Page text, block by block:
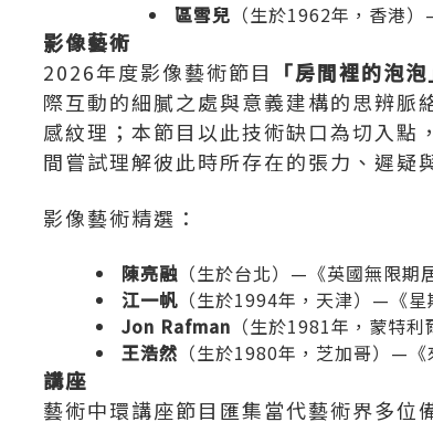
區雪兒 （生於1962年，香港
影像藝術
2026年度影像藝術節目
「房間裡的泡泡
際互動的細膩之處與意義建構的思辨脈
感紋理；本節目以此技術缺口為切入點
間嘗試理解彼此時所存在的張力、遲疑
影像藝術精選：
陳亮融 （生於台北）—《英國無限期
江一帆 （生於1994年，天津）—《
Jon Rafman （生於1981年，蒙
王浩然 （生於1980年，芝加哥）—
講座
藝術中環講座節目匯集當代藝術界多位